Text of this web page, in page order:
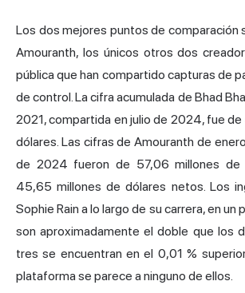
Los dos mejores puntos de comparación
Amouranth, los únicos otros dos
pública que han compartido capturas de
de control. La cifra acumulada de Bhad
2021, compartida en julio de 2024, fue
dólares. Las cifras de Amouranth de
de 2024 fueron de 57,06 millones de
45,65 millones de dólares netos. Los
Sophie Rain a lo largo de su carrera, en un
son aproximadamente el doble que los
tres se encuentran en el 0,01 %
plataforma se parece a ninguno de ellos.